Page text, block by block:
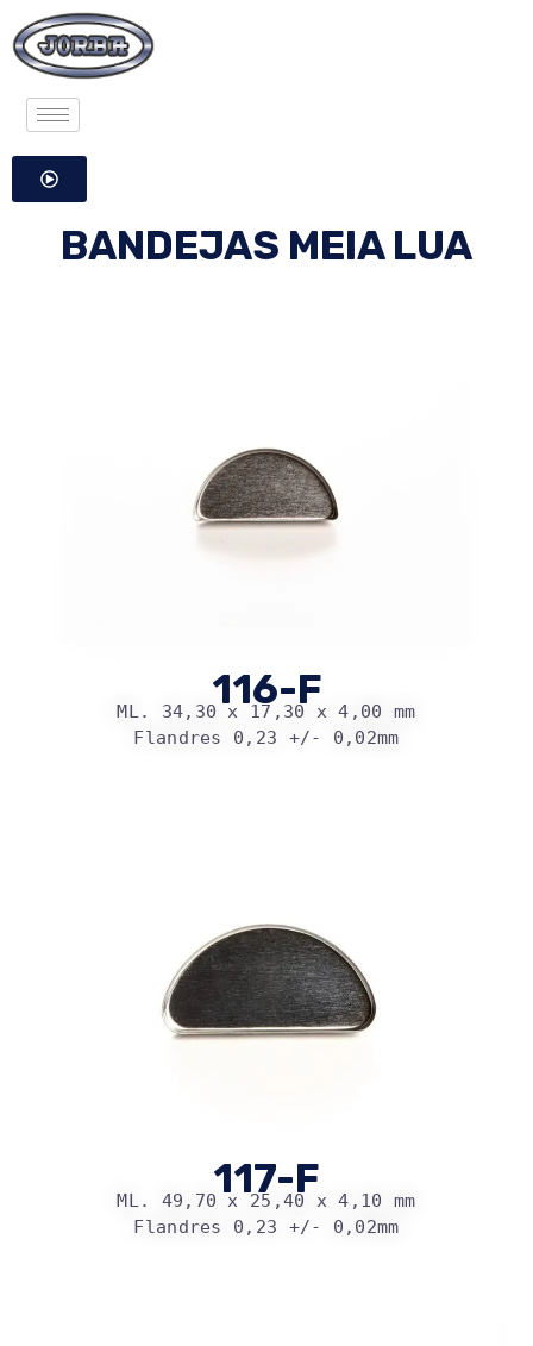
BANDEJAS MEIA LUA
116-F
ML. 34,30 x 17,30 x 4,00 mm
Flandres 0,23 +/- 0,02mm
117-F
ML. 49,70 x 25,40 x 4,10 mm
Flandres 0,23 +/- 0,02mm